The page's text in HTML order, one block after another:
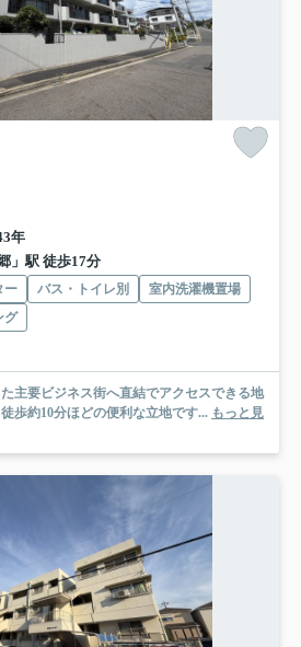
年
」駅 徒歩17分
ー バス・トイレ別
室内洗濯機置場
グ
主要ビジネス街へ直結でアクセスできる地
歩約10分ほどの便利な立地です... もっと見